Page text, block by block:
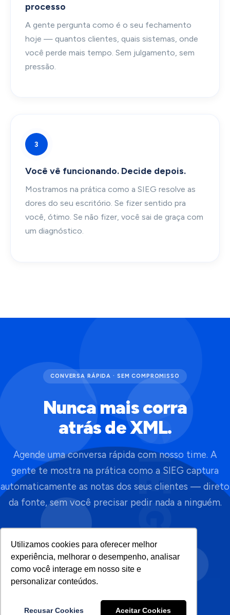
Utilizamos cookies para oferecer melhor
experiência, melhorar o desempenho, analisar
como você interage em nosso site e
personalizar conteúdos.
Recusar Cookies Aceitar Cookies
processo
A gente pergunta como é o seu fechamento
hoje — quantos clientes, quais sistemas, onde
você perde mais tempo. Sem julgamento, sem
pressão.
3
Você vê funcionando. Decide depois.
Mostramos na prática como a SIEG resolve as
dores do seu escritório. Se fizer sentido pra
você, ótimo. Se não fizer, você sai de graça com
um diagnóstico.
SIEG
CONVERSA RÁPIDA · SEM COMPROMISSO
Nunca mais corra
atrás de XML.
Agende uma conversa rápida com nosso time. A
gente te mostra na prática como a SIEG captura
automaticamente as notas dos seus clientes — direto
da fonte, sem você precisar pedir nada a ninguém.
Agendar agora
Grátis · Rápido · Sem compromisso · Sem cartão